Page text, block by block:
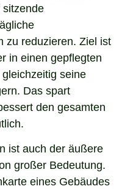
sitzende
zu reduzieren. Ziel ist
in einen gepflegten
seine
Das spart
den gesamten
ist auch der äußere
großer Bedeutung.
eines Gebäudes